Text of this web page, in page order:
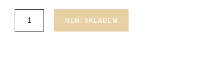
NENÍ SKLADEM